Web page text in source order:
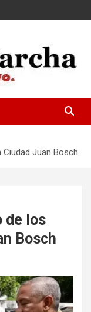
Juan Bosch
de los
Bosch